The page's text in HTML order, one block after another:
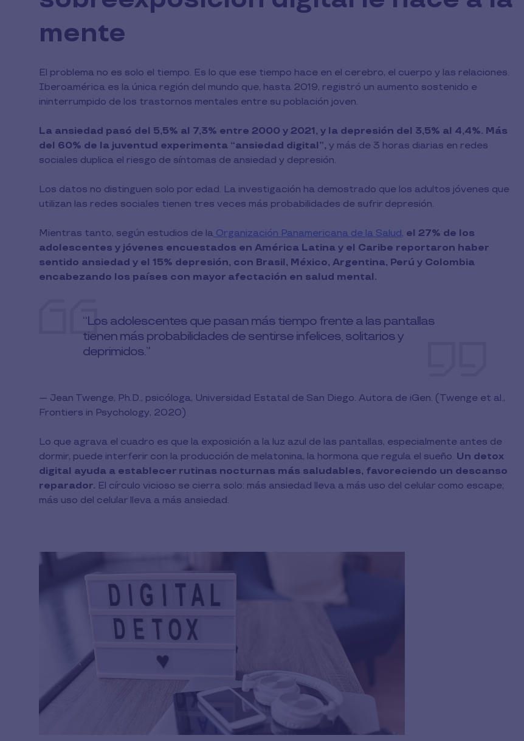
mente
El problema no es solo el tiempo. Es lo que ese tiempo hace en el cerebro, el cuerpo y las relaciones.
Iberoamérica es la única región del mundo que, hasta 2019, registró un aumento sostenido e
ininterrumpido de los trastornos mentales entre su población joven.
La ansiedad pasó del 5,5% al 7,3% entre 2000 y 2021, y la depresión del 3,5% al 4,4%. Más
del 60% de la juventud experimenta “ansiedad digital”, y más de 3 horas diarias en redes
sociales duplica el riesgo de síntomas de ansiedad y depresión.
Los datos no distinguen solo por edad. La investigación ha demostrado que los adultos jóvenes que
utilizan las redes sociales tienen tres veces más probabilidades de sufrir depresión.
Mientras tanto, según estudios de la Organización Panamericana de la Salud, el 27% de los
adolescentes y jóvenes encuestados en América Latina y el Caribe reportaron haber
sentido ansiedad y el 15% depresión, con Brasil, México, Argentina, Perú y Colombia
encabezando los países con mayor afectación en salud mental.
“Los adolescentes que pasan más tiempo frente a las pantallas
tienen más probabilidades de sentirse infelices, solitarios y
deprimidos.”
— Jean Twenge, Ph.D., psicóloga, Universidad Estatal de San Diego. Autora de iGen. (Twenge et al.,
Frontiers in Psychology, 2020)
Lo que agrava el cuadro es que la exposición a la luz azul de las pantallas, especialmente antes de
dormir, puede interferir con la producción de melatonina, la hormona que regula el sueño. Un detox
digital ayuda a establecer rutinas nocturnas más saludables, favoreciendo un descanso
reparador. El círculo vicioso se cierra solo: más ansiedad lleva a más uso del celular como escape;
más uso del celular lleva a más ansiedad.